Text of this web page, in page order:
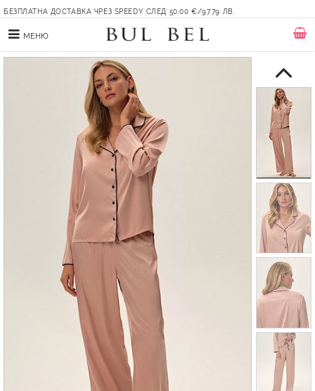
БЕЗПЛАТНА ДОСТАВКА ЧРЕЗ SPEEDY СЛЕД 50.00 €/97.79 ЛВ.
МЕНЮ